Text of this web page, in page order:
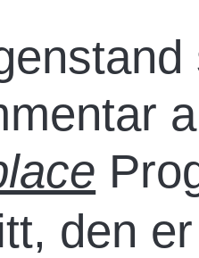
den